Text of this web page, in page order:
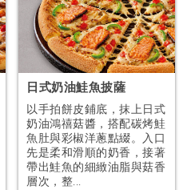
日式奶油鮭魚披薩
以手拍餅皮鋪底，抹上日式
奶油鴻禧菇醬，搭配碳烤鮭
魚肚與彩椒洋蔥點綴。入口
先是柔和滑順的奶香，接著
帶出鮭魚的細緻油脂與菇香
層次，整...